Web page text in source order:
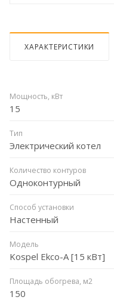
ХАРАКТЕРИСТИКИ
Мощность, кВт
15
Тип
Электрический котел
Количество контуров
Одноконтурный
Способ установки
Настенный
Модель
Kospel Ekco-A [15 кВт]
Площадь обогрева, м2
150